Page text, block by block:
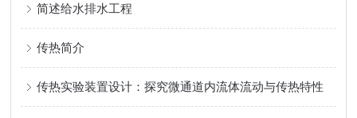
简述给水排水工程
传热简介
传热实验装置设计：探究微通道内流体流动与传热特性